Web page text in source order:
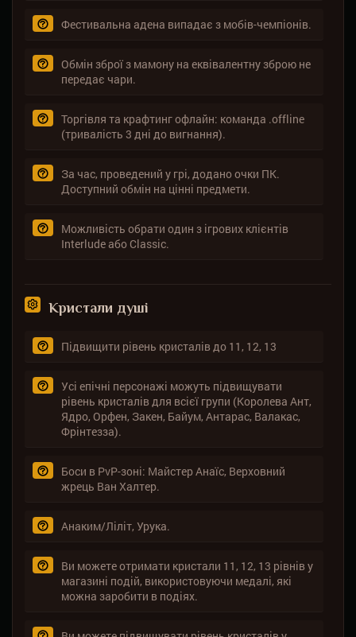
Фестивальна адена випадає з мобів-чемпіонів.
Обмін зброї з мамону на еквівалентну зброю не
передає чари.
Торгівля та крафтинг офлайн: команда .offline
(тривалість 3 дні до вигнання).
За час, проведений у грі, додано очки ПК.
Доступний обмін на цінні предмети.
Можливість обрати один з ігрових клієнтів
Interlude або Classic.
Кристали душі
Підвищити рівень кристалів до 11, 12, 13
Усі епічні персонажі можуть підвищувати
рівень кристалів для всієї групи (Королева Ант,
Ядро, Орфен, Закен, Байум, Антарас, Валакас,
Фрінтезза).
Боси в PvP-зоні: Майстер Анаїс, Верховний
жрець Ван Халтер.
Анаким/Ліліт, Урука.
Ви можете отримати кристали 11, 12, 13 рівнів у
магазині подій, використовуючи медалі, які
можна заробити в подіях.